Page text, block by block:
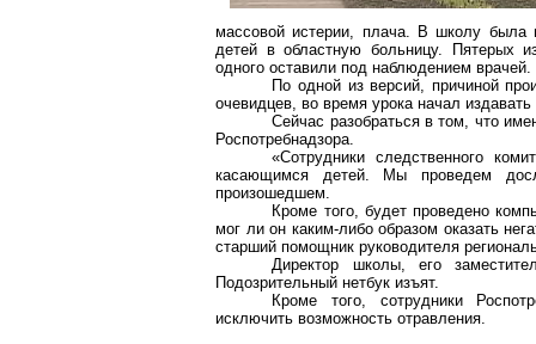
массовой истерии, плача. В школу была
детей в областную больницу. Пятерых
одного оставили под наблюдением врачей.
По одной из версий, причиной
очевидцев, во время урока начал издавать
Сейчас разобраться в том, что
Роспотребнадзора.
«Сотрудники следственного
касающимся детей. Мы проведем
произошедшем.
Кроме того, будет проведено
мог ли он каким-либо образом оказать
старший помощник руководителя
Директор школы, его
Подозрительный нетбук изъят.
Кроме того, сотрудники
исключить возможность отравления.